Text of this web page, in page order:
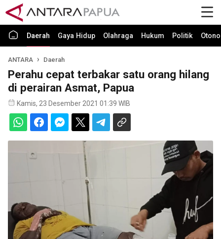
Daerah Gaya Hidup Olahraga Hukum Politik
ANTARA Daerah
Perahu cepat terbakar satu orang hilang
di perairan Asmat, Papua
Kamis, 23 Desember 2021 01:39 WIB